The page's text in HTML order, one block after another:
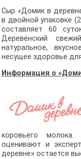
Сыр «Домик в
в двойной упаковке
составляет 60
Деревенский
натуральное,
несущее здоровье
Информация о
коровьего
оценивают и
деревне» остается